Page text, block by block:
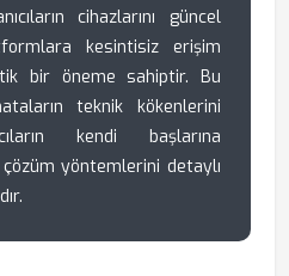
cihazlarını güncel
kesintisiz erişim
bir öneme sahiptir. Bu
teknik kökenlerini
kendi başlarına
yöntemlerini detaylı